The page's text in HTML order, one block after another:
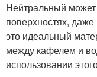
Нейтральный
поверхностях, даже
это идеальный
между кафелем и
использовании